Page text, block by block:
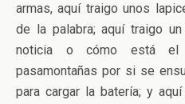
armas, aquí traigo unos
de la palabra; aquí traigo
noticia o cómo está el
pasamontañas por si se
para cargar la batería; y